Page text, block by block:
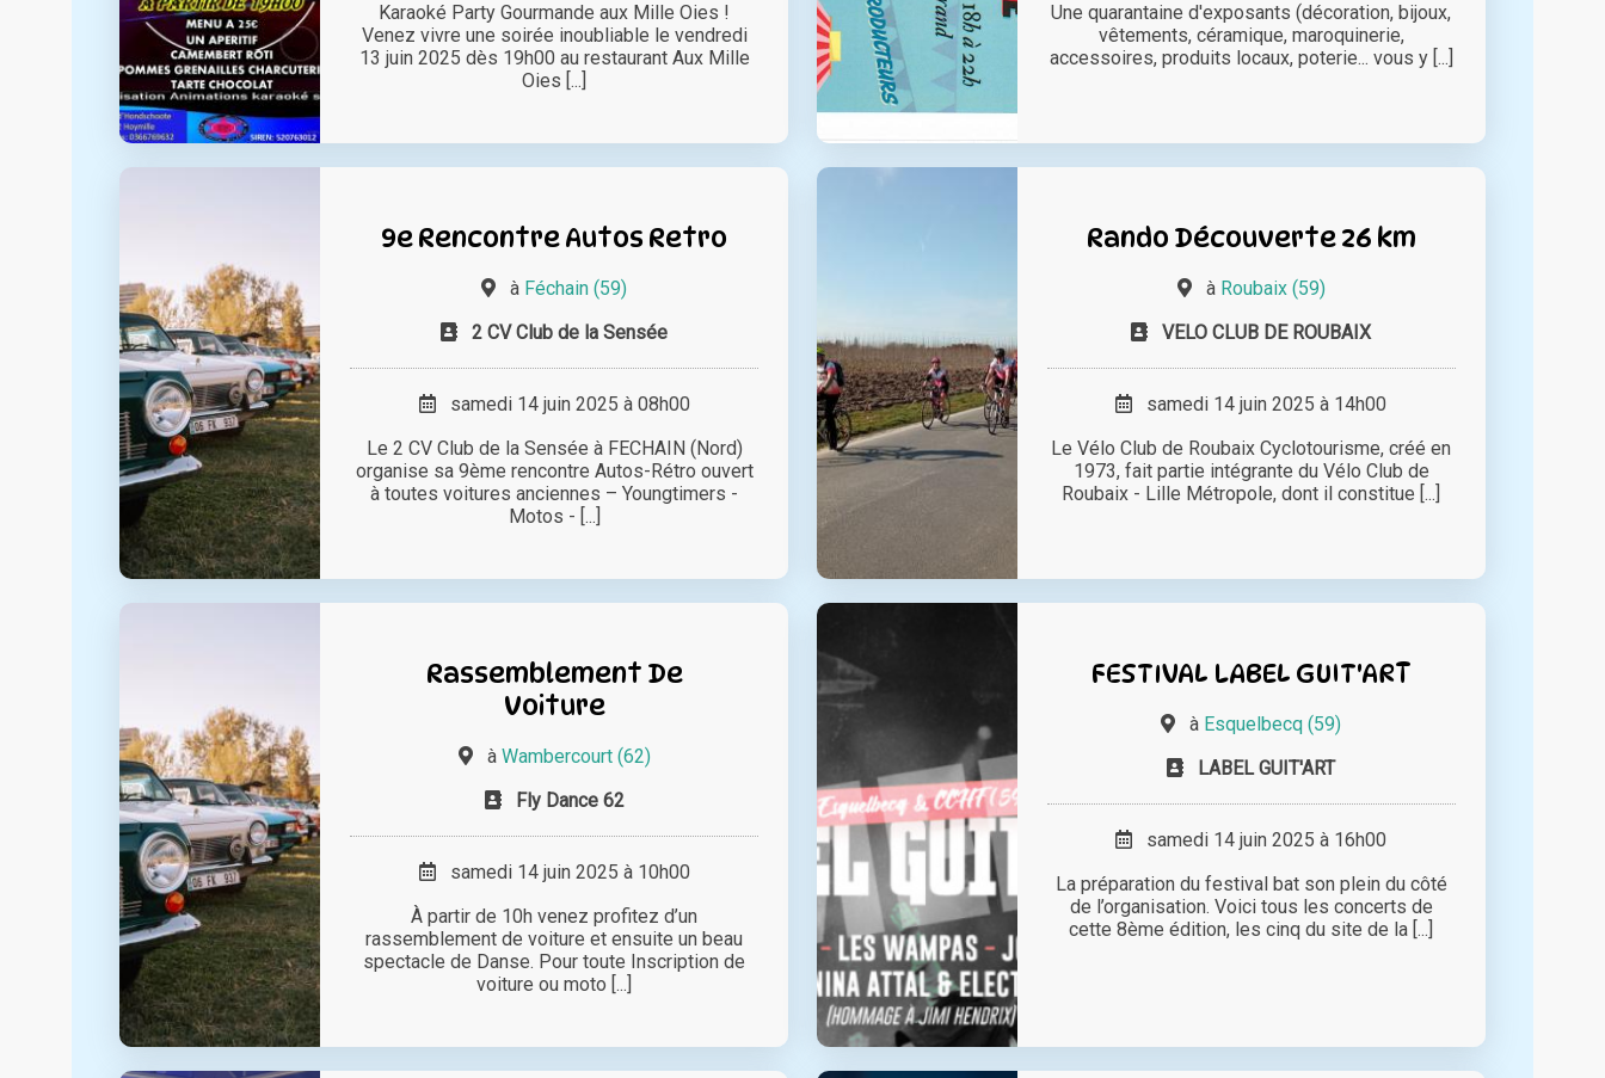
Karaoké Party Gourmande aux Mille Oies !
Venez vivre une soirée inoubliable le vendredi
13 juin 2025 dès 19h00 au restaurant Aux Mille
Oies [...]
Une quarantaine d'exposants (décoration, bijoux,
vêtements, céramique, maroquinerie,
accessoires, produits locaux, poterie... vous y [...]
9e Rencontre Autos Retro
à Féchain (59)
2 CV Club de la Sensée
samedi 14 juin 2025 à 08h00
Le 2 CV Club de la Sensée à FECHAIN (Nord)
organise sa 9ème rencontre Autos-Rétro ouvert
à toutes voitures anciennes – Youngtimers -
Motos - [...]
Rando Découverte 26 km
à Roubaix (59)
VELO CLUB DE ROUBAIX
samedi 14 juin 2025 à 14h00
Le Vélo Club de Roubaix Cyclotourisme, créé en
1973, fait partie intégrante du Vélo Club de
Roubaix - Lille Métropole, dont il constitue [...]
Rassemblement De
Voiture
à Wambercourt (62)
Fly Dance 62
samedi 14 juin 2025 à 10h00
À partir de 10h venez profitez d’un
rassemblement de voiture et ensuite un beau
spectacle de Danse. Pour toute Inscription de
voiture ou moto [...]
FESTIVAL LABEL GUIT'ART
à Esquelbecq (59)
LABEL GUIT'ART
samedi 14 juin 2025 à 16h00
La préparation du festival bat son plein du côté
de l’organisation. Voici tous les concerts de
cette 8ème édition, les cinq du site de la [...]